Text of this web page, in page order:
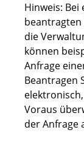
Hinweis:
beantragten
die
können
Anfrage
Beantragen
Voraus
der Anfrage